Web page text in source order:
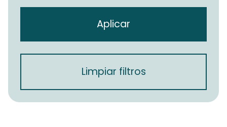
Aplicar
Limpiar filtros